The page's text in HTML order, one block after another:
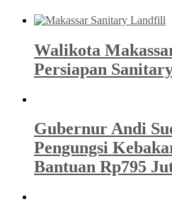
Walikota
Persiapan
Gubernur Andi
Pengungsi
Bantuan Rp795